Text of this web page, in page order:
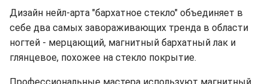
Дизайн нейл-арта "бархатное стекло" объединяет в
себе два самых завораживающих тренда в области
ногтей - мерцающий, магнитный бархатный лак и
глянцевое, похожее на стекло покрытие.